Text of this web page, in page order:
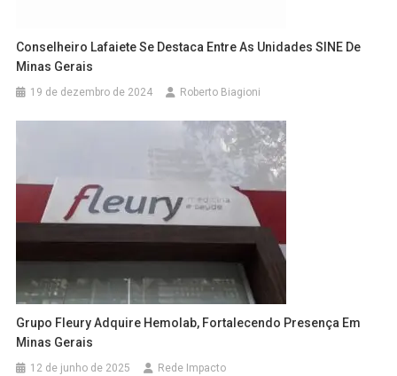
Conselheiro Lafaiete Se Destaca Entre As Unidades SINE De
Minas Gerais
19 de dezembro de 2024 Roberto Biagioni
Grupo Fleury Adquire Hemolab, Fortalecendo Presença Em
Minas Gerais
12 de junho de 2025 Rede Impacto